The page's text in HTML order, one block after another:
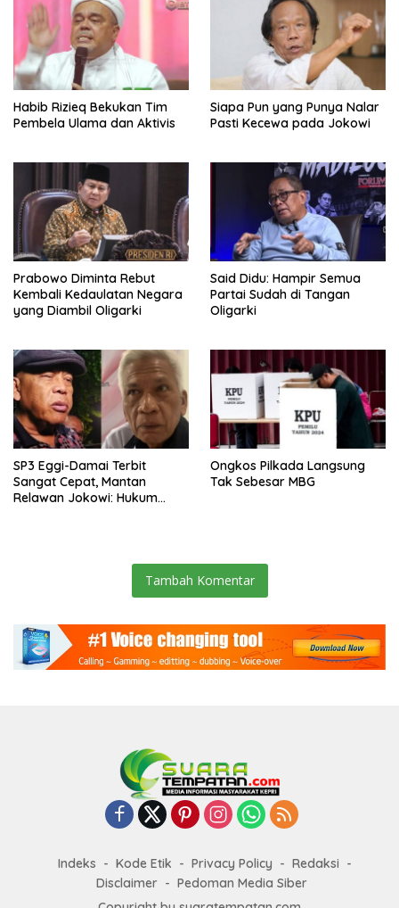
Habib Rizieq Bekukan Tim
Pembela Ulama dan Aktivis
Siapa Pun yang Punya Nalar
Pasti Kecewa pada Jokowi
Prabowo Diminta Rebut
Kembali Kedaulatan Negara
yang Diambil Oligarki
Said Didu: Hampir Semua
Partai Sudah di Tangan
Oligarki
SP3 Eggi-Damai Terbit
Sangat Cepat, Mantan
Relawan Jokowi: Hukum
Ongkos Pilkada Langsung
Tak Sebesar MBG
Tambah Komentar
Indeks Kode Etik Privacy Policy
Redaksi
Disclaimer
Pedoman Media Siber